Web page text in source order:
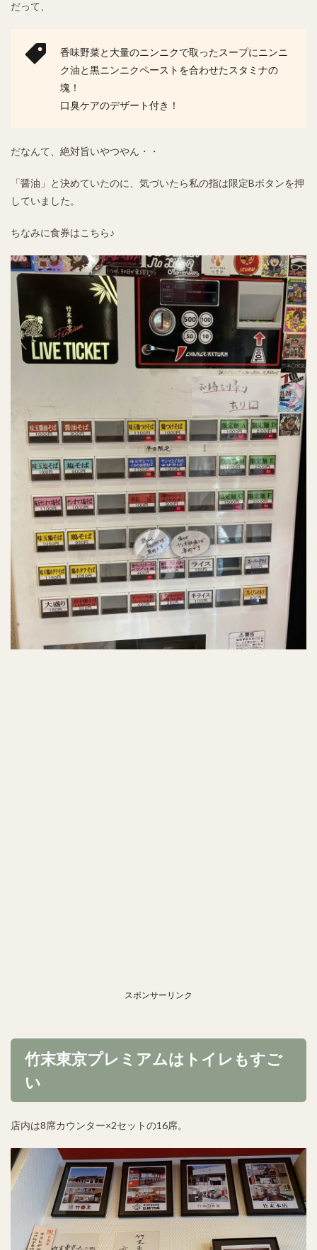
だって、
香味野菜と大量のニンニクで取ったスープにニンニ
ク油と黒ニンニクペーストを合わせたスタミナの
塊！
口臭ケアのデザート付き！
だなんて、絶対旨いやつやん・・
「醤油」と決めていたのに、気づいたら私の指は限定Bボタンを押
していました。
ちなみに食券はこちら♪
スポンサーリンク
竹末東京プレミアムはトイレもすご
い
店内は8席カウンター×2セットの16席。